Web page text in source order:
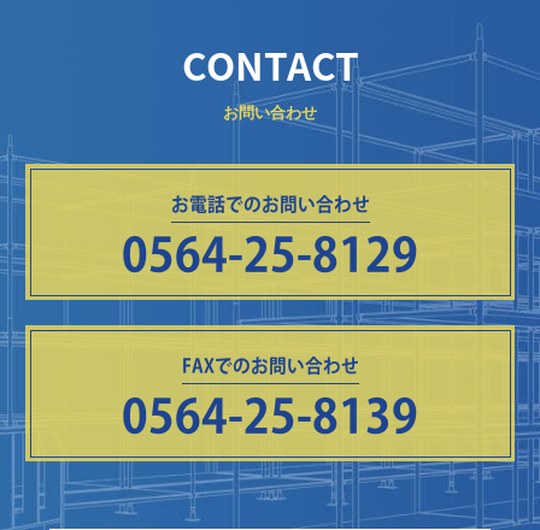
CONTACT
お問い合わせ
お電話でのお問い合わせ
0564-25-8129
FAXでのお問い合わせ
0564-25-8139